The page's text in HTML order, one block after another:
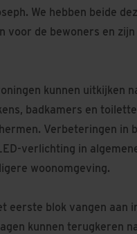
We hebben beide
voor de bewoners en
kunnen uitkijken
badkamers en
Verbeteringen
verlichting in
woonomgeving.
eerste blok vangen
kunnen terugkeren